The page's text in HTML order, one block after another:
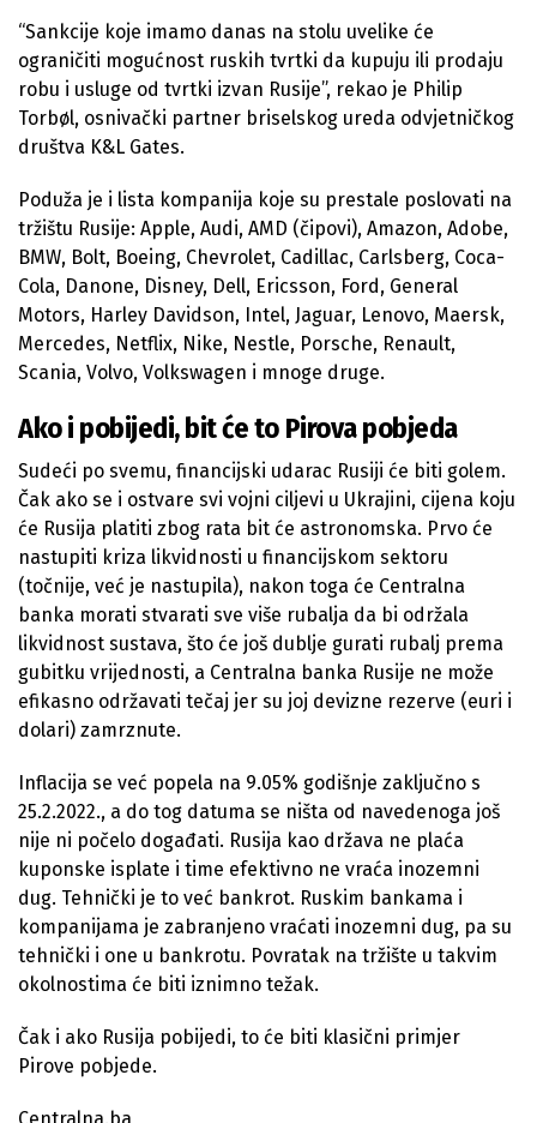
“Sankcije koje imamo danas na stolu uvelike će
ograničiti mogućnost ruskih tvrtki da kupuju ili prodaju
robu i usluge od tvrtki izvan Rusije”, rekao je Philip
Torbøl, osnivački partner briselskog ureda odvjetničkog
društva K&L Gates.
Poduža je i lista kompanija koje su prestale poslovati na
tržištu Rusije: Apple, Audi, AMD (čipovi), Amazon, Adobe,
BMW, Bolt, Boeing, Chevrolet, Cadillac, Carlsberg, Coca-
Cola, Danone, Disney, Dell, Ericsson, Ford, General
Motors, Harley Davidson, Intel, Jaguar, Lenovo, Maersk,
Mercedes, Netflix, Nike, Nestle, Porsche, Renault,
Scania, Volvo, Volkswagen i mnoge druge.
Ako i pobijedi, bit će to Pirova pobjeda
Sudeći po svemu, financijski udarac Rusiji će biti golem.
Čak ako se i ostvare svi vojni ciljevi u Ukrajini, cijena koju
će Rusija platiti zbog rata bit će astronomska. Prvo će
nastupiti kriza likvidnosti u financijskom sektoru
(točnije, već je nastupila), nakon toga će Centralna
banka morati stvarati sve više rubalja da bi održala
likvidnost sustava, što će još dublje gurati rubalj prema
gubitku vrijednosti, a Centralna banka Rusije ne može
efikasno održavati tečaj jer su joj devizne rezerve (euri i
dolari) zamrznute.
Inflacija se već popela na 9.05% godišnje zaključno s
25.2.2022., a do tog datuma se ništa od navedenoga još
nije ni počelo događati. Rusija kao država ne plaća
kuponske isplate i time efektivno ne vraća inozemni
dug. Tehnički je to već bankrot. Ruskim bankama i
kompanijama je zabranjeno vraćati inozemni dug, pa su
tehnički i one u bankrotu. Povratak na tržište u takvim
okolnostima će biti iznimno težak.
Čak i ako Rusija pobijedi, to će biti klasični primjer
Pirove pobjede.